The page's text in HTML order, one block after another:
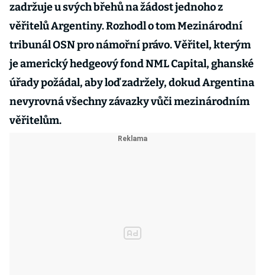
zadržuje u svých břehů na žádost jednoho z
věřitelů Argentiny. Rozhodl o tom Mezinárodní
tribunál OSN pro námořní právo. Věřitel, kterým
je americký hedgeový fond NML Capital, ghanské
úřady požádal, aby loď zadržely, dokud Argentina
nevyrovná všechny závazky vůči mezinárodním
věřitelům.